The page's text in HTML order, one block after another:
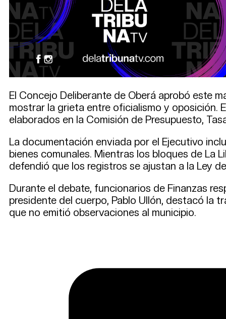
El Concejo Deliberante de Oberá aprobó este
mostrar la grieta entre oficialismo y oposición.
elaborados en la Comisión de Presupuesto,
La documentación enviada por el Ejecutivo
bienes comunales. Mientras los bloques de La
defendió que los registros se ajustan a la Ley
Durante el debate, funcionarios de Finanzas
presidente del cuerpo, Pablo Ullón, destacó la
que no emitió observaciones al municipio.